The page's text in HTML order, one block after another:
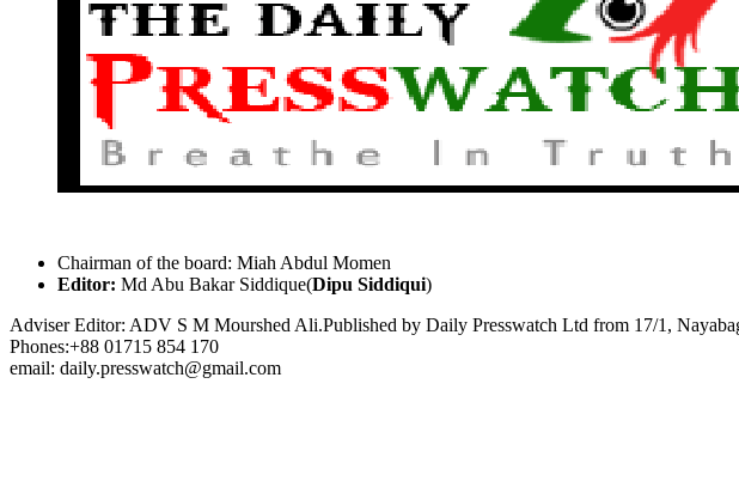
Chairman of the board: Miah Abdul Momen
Editor: Md Abu Bakar Siddique(Dipu Siddiqui)
Adviser Editor: ADV S M Mourshed Ali.Published by Daily Presswatch Ltd from 17/1,
Phones:+88 01715 854 170
email: daily.presswatch@gmail.com